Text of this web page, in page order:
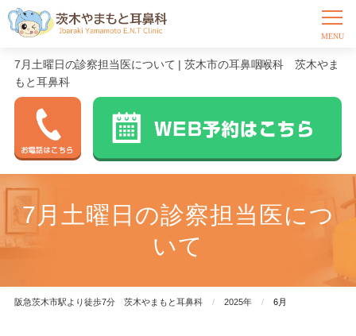
7月土曜日の診察担当医について | 茨木市の耳鼻咽喉科 茨木やま
もと耳鼻科
7月土曜日の診察担当医につ
いて
阪急茨木市駅より徒歩7分 茨木やまもと耳鼻科 2025年 6月